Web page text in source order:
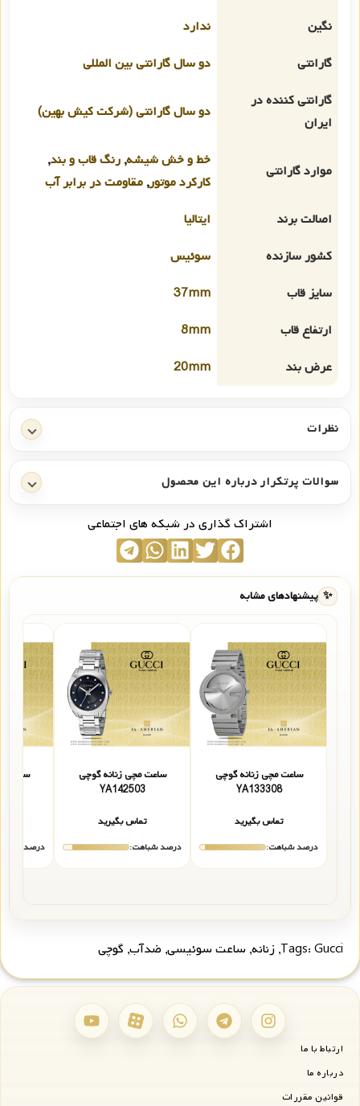
نگین
ندارد
گارانتی
دو سال گارانتی بین المللی
گارانتی کننده در
ایران
دو سال گارانتی (شرکت کیش بهین)
موارد گارانتی
خط و خش شیشه, رنگ قاب و بند,
کارکرد موتور, مقاومت در برابر آب
اصالت برند
ایتالیا
کشور سازنده
سوئیس
سایز قاب
37mm
ارتفاع قاب
8mm
عرض بند
20mm
نظرات
سوالات پرتکرار درباره این محصول
اشتراک گذاری در شبکه های اجتماعی
✨ پیشنهادهای مشابه
ساعت مچی زنانه گوچی
YA133308
تماس بگیرید
درصد شباهت:
ساعت مچی زنانه گوچی
YA142503
تماس بگیرید
درصد شباهت:
ساعت
درصد
Tags: Gucci
, زنانه, ساعت سوئیسی, ضدآب, گوچی
ارتباط با ما
درباره ما
قوانین مقررات